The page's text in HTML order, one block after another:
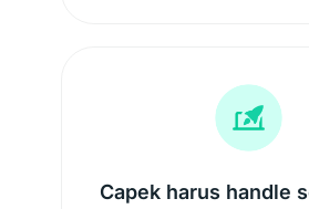
Capek harus handle